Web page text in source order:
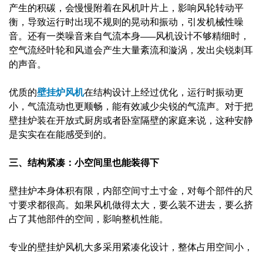
产生的积碳，会慢慢附着在风机叶片上，影响风轮转动平
衡，导致运行时出现不规则的晃动和振动，引发机械性噪
音。还有一类噪音来自气流本身——风机设计不够精细时，
空气流经叶轮和风道会产生大量紊流和漩涡，发出尖锐刺耳
的声音。
优质的壁挂炉风机在结构设计上经过优化，运行时振动更
小，气流流动也更顺畅，能有效减少尖锐的气流声。对于把
壁挂炉装在开放式厨房或者卧室隔壁的家庭来说，这种安静
是实实在在能感受到的。
三、结构紧凑：小空间里也能装得下
壁挂炉本身体积有限，内部空间寸土寸金，对每个部件的尺
寸要求都很高。如果风机做得太大，要么装不进去，要么挤
占了其他部件的空间，影响整机性能。
专业的壁挂炉风机大多采用紧凑化设计，整体占用空间小，